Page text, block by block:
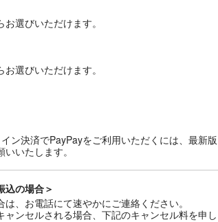
選びいただけます。
選びいただけます。
ン決済でPayPayをご利用いただくには、最新版
いたします。
込の場合＞
、お電話にて速やかにご連絡ください。
ャンセルされる場合、下記のキャンセル料を申し